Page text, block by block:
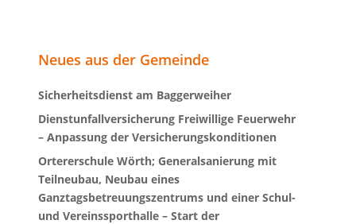
Neues aus der Gemeinde
Sicherheitsdienst am Baggerweiher
Dienstunfallversicherung Freiwillige Feuerwehr
– Anpassung der Versicherungskonditionen
Ortererschule Wörth; Generalsanierung mit
Teilneubau, Neubau eines
Ganztagsbetreuungszentrums und einer Schul-
und Vereinssporthalle – Start der